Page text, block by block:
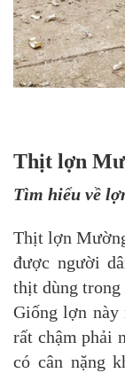
Thịt lợn
Tìm hiểu về
Thịt lợn
được người
thịt dùng
Giống lợn này
rất chậm phải
có cân nặng